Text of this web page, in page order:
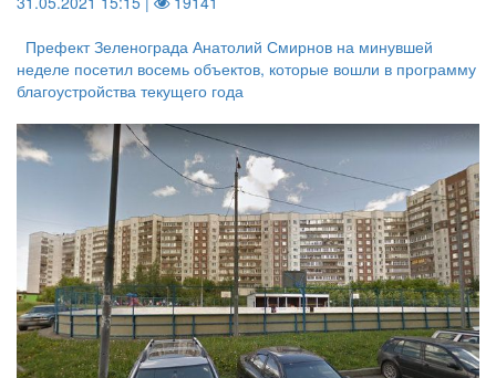
Префект Зеленограда Анатолий Смирнов на минувшей
неделе посетил восемь объектов, которые вошли в программу
благоустройства текущего года